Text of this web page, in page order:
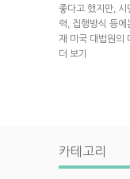
좋다고 했지만, 시
력, 집행방식 등
재 미국 대법원의
더 보기
카테고리